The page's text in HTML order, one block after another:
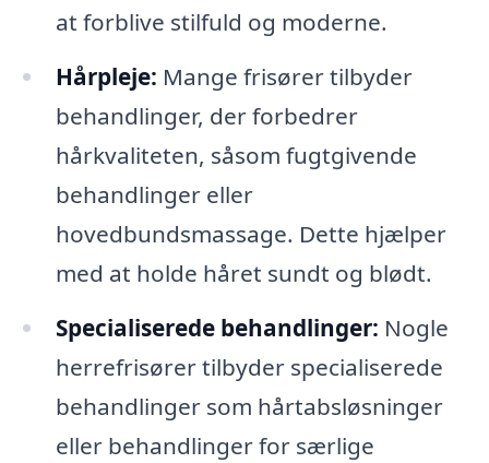
at forblive stilfuld og moderne.
Hårpleje: Mange frisører tilbyder
behandlinger, der forbedrer
hårkvaliteten, såsom fugtgivende
behandlinger eller
hovedbundsmassage. Dette hjælper
med at holde håret sundt og blødt.
Specialiserede behandlinger: Nogle
herrefrisører tilbyder specialiserede
behandlinger som hårtabsløsninger
eller behandlinger for særlige